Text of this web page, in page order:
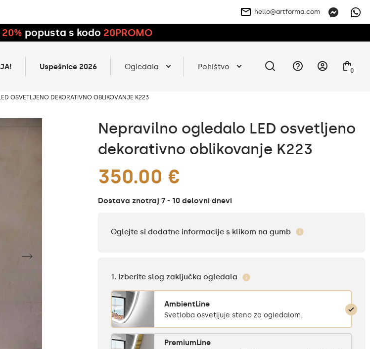
hello@artforma.com
20% popusta s kodo 20PROMO
Uspešnice 2026 Ogledala Pohištvo 0
OSVETLJENO DEKORATIVNO OBLIKOVANJE K223
Nepravilno ogledalo LED osvetljeno
dekorativno oblikovanje K223
350.00 €
Dostava znotraj 7 - 10 delovni dnevi
Oglejte si dodatne informacije s klikom na gumb
1. Izberite slog zaključka ogledala
AmbientLine
Svetloba osvetljuje steno za ogledalom.
PremiumLine